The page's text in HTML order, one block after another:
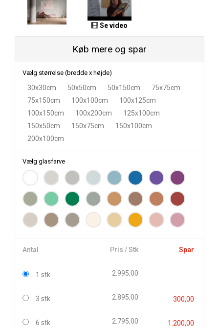
Se video
Køb mere og spar
Vælg størrelse (bredde x højde)
30x30cm 50x50cm 50x150cm
75x75cm
75x150cm
100x100cm
100x125cm
100x150cm
100x200cm
125x100cm
150x50cm
150x75cm
150x100cm
200x100cm
Vælg glasfarve
Antal Pris / Stk Spar
1 stk 2.995,00
3 stk 2.895,00 300,00
6 stk 2.795,00 1.200,00